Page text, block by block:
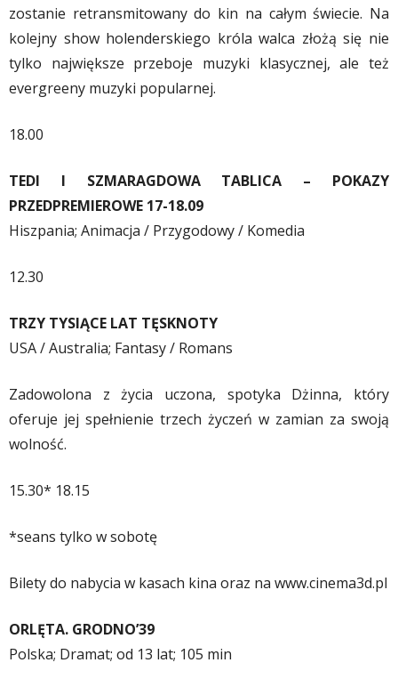
zostanie retransmitowany do kin na całym świecie. Na
kolejny show holenderskiego króla walca złożą się nie
tylko największe przeboje muzyki klasycznej, ale też
evergreeny muzyki popularnej.
18.00
TEDI I SZMARAGDOWA TABLICA – POKAZY
PRZEDPREMIEROWE 17-18.09
Hiszpania; Animacja / Przygodowy / Komedia
12.30
TRZY TYSIĄCE LAT TĘSKNOTY
USA / Australia; Fantasy / Romans
Zadowolona z życia uczona, spotyka Dżinna, który
oferuje jej spełnienie trzech życzeń w zamian za swoją
wolność.
15.30* 18.15
*seans tylko w sobotę
Bilety do nabycia w kasach kina oraz na www.cinema3d.pl
ORLĘTA. GRODNO’39
Polska; Dramat; od 13 lat; 105 min